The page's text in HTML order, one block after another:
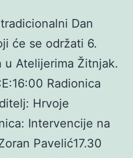
Dan
će se održati 6.
u Atelijerima Žitnjak.
Radionica
Hrvoje
Intervencije na
Pavelić17.30